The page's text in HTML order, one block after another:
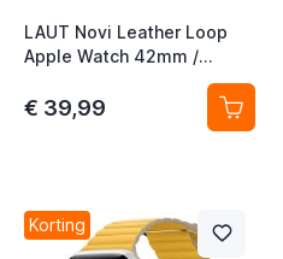
LAUT Novi Leather Loop
Apple Watch 42mm /
44mm / 45mm / 49mm
midnight
€ 39,99
Korting